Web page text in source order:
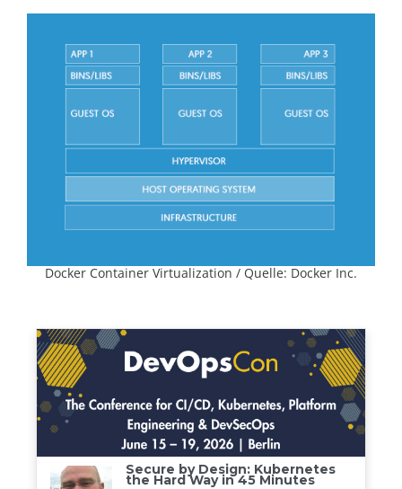
Docker Container Virtualization / Quelle: Docker Inc.